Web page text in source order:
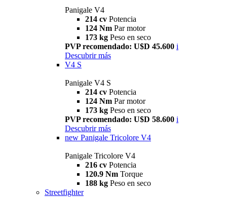
Panigale V4
214 cv Potencia
124 Nm Par motor
173 kg Peso en seco
PVP recomendado: U$D 45.600 i
Descubrir más
V4 S
Panigale V4 S
214 cv Potencia
124 Nm Par motor
173 kg Peso en seco
PVP recomendado: U$D 58.600 i
Descubrir más
new Panigale Tricolore V4
Panigale Tricolore V4
216 cv Potencia
120.9 Nm Torque
188 kg Peso en seco
Streetfighter